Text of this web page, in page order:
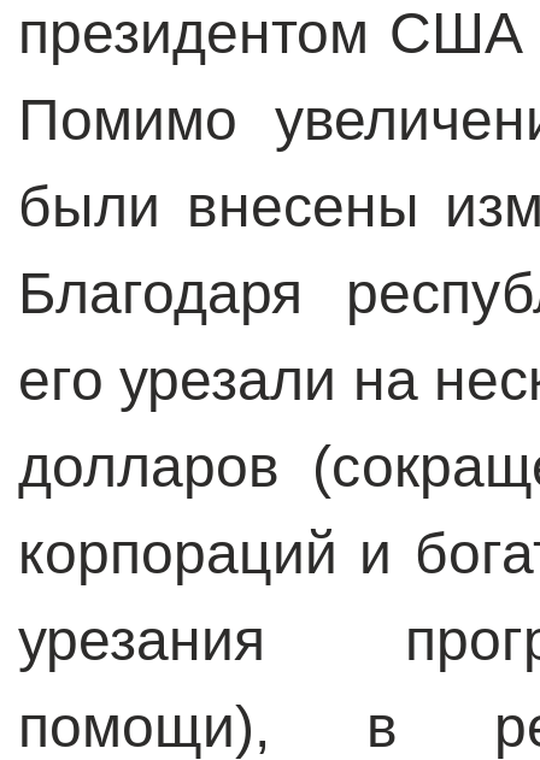
президентом
Помимо
были внесены
Благодаря
его урезали на
долларов
корпораций и
урезания
помощи), в